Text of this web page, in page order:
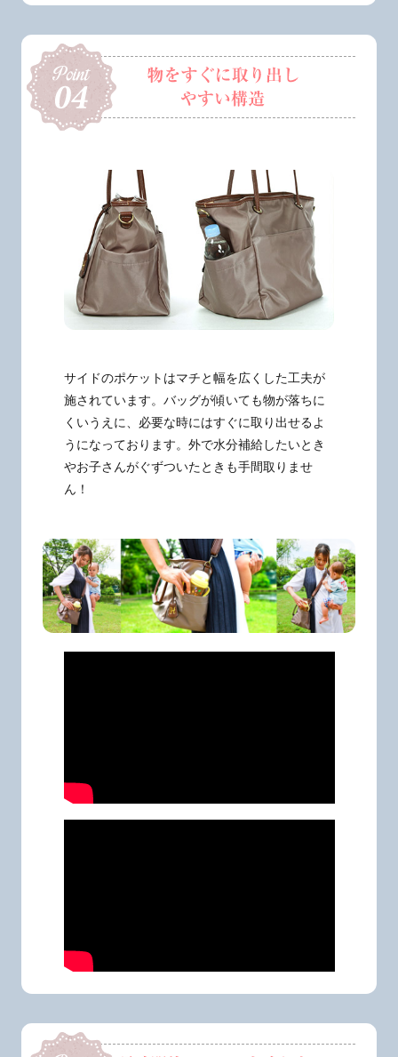
サイドのポケットはマチと幅を広くした工夫が
施されています。バッグが傾いても物が落ちに
くいうえに、必要な時にはすぐに取り出せるよ
うになっております。外で水分補給したいとき
やお子さんがぐずついたときも手間取りませ
ん！